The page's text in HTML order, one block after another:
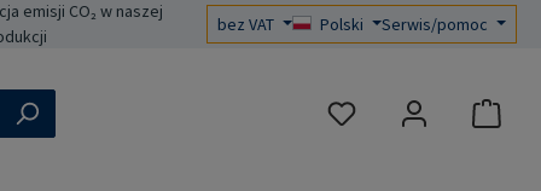
emisji CO₂ w naszej
bez VAT Polski Serwis/pomoc
Masz 0 przedmioty na